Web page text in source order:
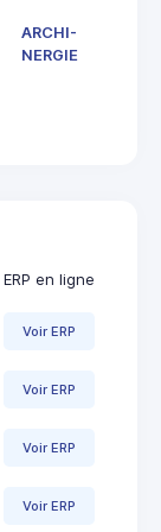
ARCHI-
NERGIE
ERP en ligne
Voir ERP
Voir ERP
Voir ERP
Voir ERP